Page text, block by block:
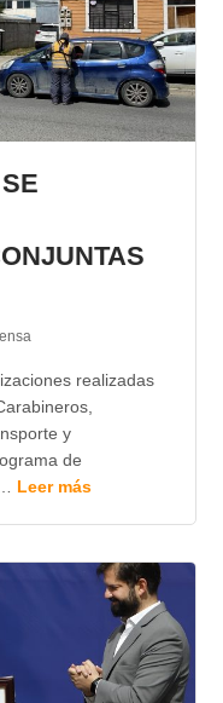
realizadas
y
de
Leer más